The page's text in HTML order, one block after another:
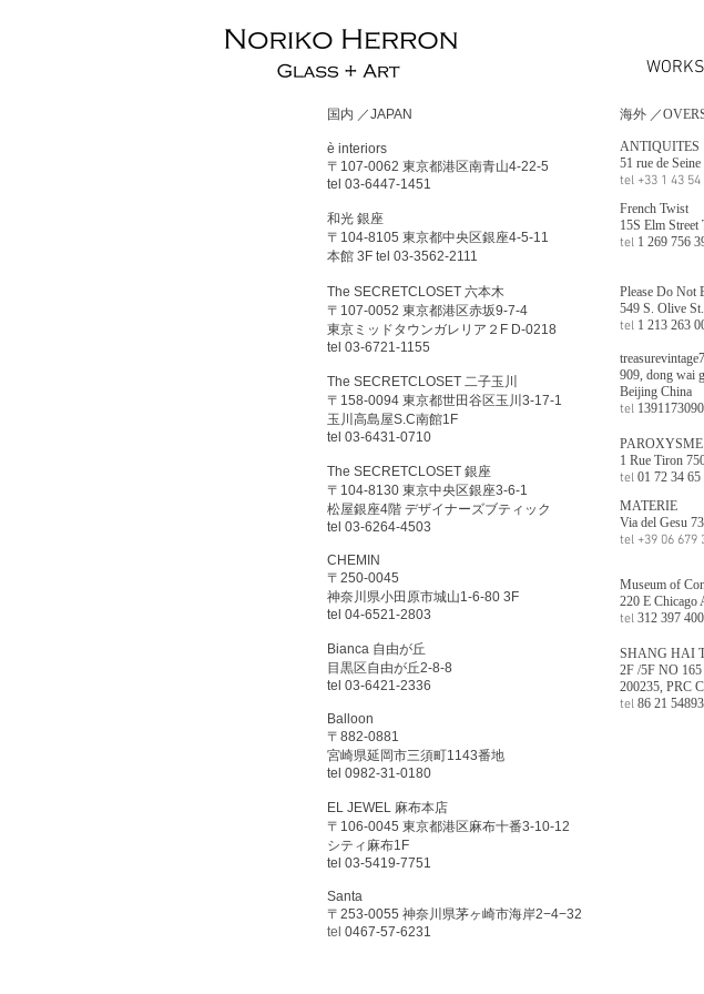
WORKS
国内 ／JAPAN
è interiors
〒107-0062 東京都港区南青山4-22-5
tel 03-6447-1451
和光 銀座
〒104-8105 東京都中央区銀座4-5-11
本館 3F tel 03-3562-2111
The SECRETCLOSET 六本木
〒107-0052 東京都港区赤坂9-7-4
東京ミッドタウンガレリア２F D-0218
tel 03-6721-1155
The SECRETCLOSET 二子玉川
〒158-0094 東京都世田谷区玉川3-17-1
玉川高島屋S.C南館1F
tel 03-6431-0710
The SECRETCLOSET 銀座
〒104-8130 東京中央区銀座3-6-1
松屋銀座4階 デザイナーズブティック
tel 03-6264-4503
CHEMIN
〒250-0045
神奈川県小田原市城山1-6-80 3F
tel 04-6521-2803
Bianca 自由が丘
目黒区自由が丘2-8-8
tel 03-6421-2336
Balloon
〒882-0881
宮崎県延岡市三須町1143番地
tel 0982-31-0180
EL JEWEL 麻布本店
〒106-0045 東京都港区麻布十番3-10-12
シティ麻布1F
tel 03-5419-7751
Santa
〒253-0055 神奈川県茅ヶ崎市海岸2−4−32
tel 0467-57-6231
海外 ／
ANTIQUITES
51 rue de
tel +33 1 43 54
French Twist
15S Elm
tel 1 269 756
Please Do Not
549 S. Olive
tel 1 213 263
909, dong wai
Beijing China
tel
PAROXYSME
1 Rue Tiron
tel 01 72 34
MATERIE
Via del Gesu
tel +39 06 679
Museum of
220 E Chicago
tel 312 397
SHANG HAI
2F /5F NO
200235, PRC
tel 86 21